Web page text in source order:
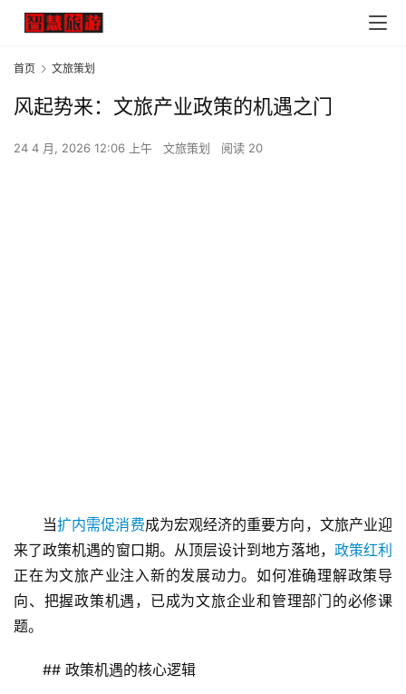
首页 文旅策划
风起势来：文旅产业政策的机遇之门
24 4 月, 2026 12:06 上午 文旅策划 阅读 20
当扩内需促消费成为宏观经济的重要方向，文旅产业迎
来了政策机遇的窗口期。从顶层设计到地方落地， 政策红利
正在为文旅产业注入新的发展动力。如何准确理解政策导
向、把握政策机遇，已成为文旅企业和管理部门的必修课
题。
## 政策机遇的核心逻辑